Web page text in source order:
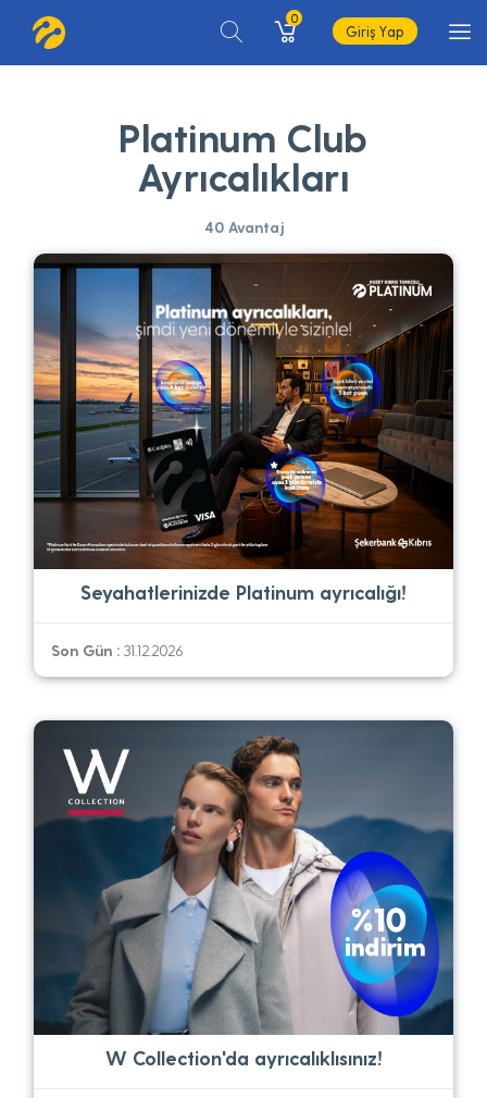
0
Giriş Yap
Platinum Club
Ayrıcalıkları
40 Avantaj
Seyahatlerinizde Platinum ayrıcalığı!
Son Gün : 31.12.2026
W Collection'da ayrıcalıklısınız!